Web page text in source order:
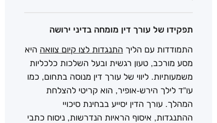
תפקידו של עורך דין מומחה בדיני ירושה
התמודדות עם הליך התנגדות לצו קיום צוואה היא
מסע מורכב, טעון רגשית ובעל השלכות כלכליות
משמעותיות. ליווי של עורך דין מנוסה בתחום, כמו
עו”ד לילך הירש-אופיר, הוא קריטי להצלחת
המהלך. עורך הדין יסייע בבחינת סיכויי
ההתנגדות, איסוף הראיות הנדרשות, ניסוח כתבי